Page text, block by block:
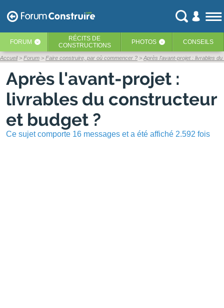
FORUM ‹ RÉCITS DE
CONSTRUCTIONS
PHOTOS ‹ CONSEILS
Accueil Forum Faire construire, par où commencer ? Après l'avant-projet : livrables
Après l'avant-projet :
livrables du constructeur
et budget ?
Ce sujet comporte 16 messages et a été affiché 2.592 fois